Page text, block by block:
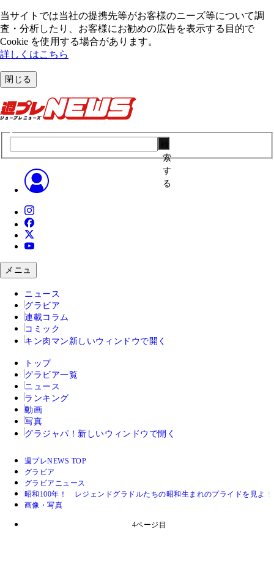
当サイトでは当社の提携先等がお客様のニーズ等について調
査・分析したり、お客様にお勧めの広告を表⽰する⽬的で
Cookie を使⽤する場合があります。
詳しくはこちら
閉じる
索
す
る
メニュ
ニュース
グラビア
連載コラム
コミック
キン肉マン 新しいウィンドウで開く
トップ
グラビア一覧
ニュース
ランキング
動画
写真
グラジャパ！ 新しいウィンドウで開く
週プレNEWS TOP
グラビア
グラビアニュース
昭和100年！ レジェンドグラドルたちの昭和生まれのプライドを見よ
画像・写真
4ページ目